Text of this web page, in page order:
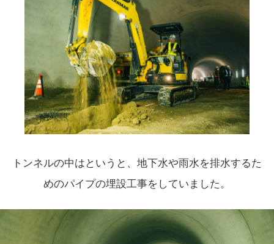
トンネルの中はというと、地下水や雨水を排水するた
めのパイプの埋設工事をしていました。